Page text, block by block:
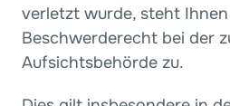
verletzt wurde, steht
Beschwerderecht bei der
Aufsichtsbehörde zu.